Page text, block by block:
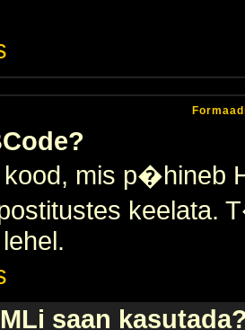
mis p�hineb
keelata.
saan